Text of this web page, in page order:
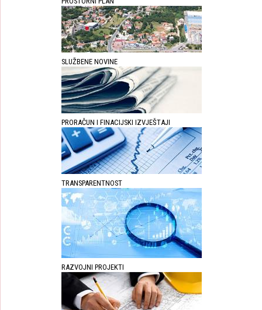
SLUŽBENE NOVINE
PRORAČUN I FINACIJSKI IZVJEŠTAJI
TRANSPARENTNOST
RAZVOJNI PROJEKTI